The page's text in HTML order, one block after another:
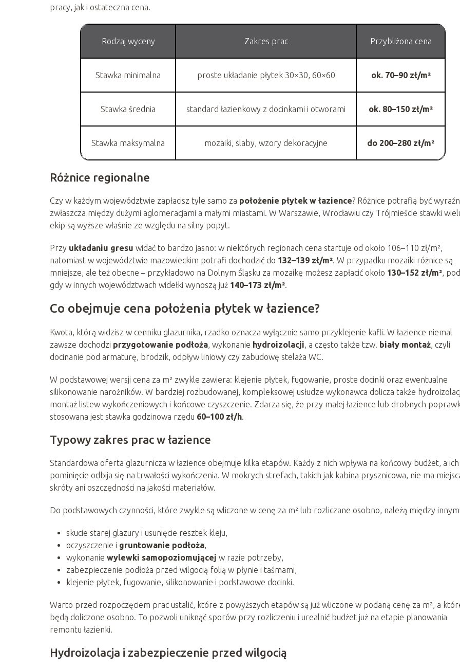
pracy, jak i ostateczna cena.
Rodzaj wyceny Zakres prac Przybliżona cena
Stawka minimalna proste układanie płytek 30×30, 60×60 ok. 70–90 zł/m²
Stawka średnia standard łazienkowy z docinkami i otworami ok. 80–150 zł/m²
Stawka maksymalna mozaiki, slaby, wzory dekoracyjne do 200–280 zł/m²
Różnice regionalne
Czy w każdym województwie zapłacisz tyle samo za położenie płytek w łazience? Różnice potrafią być
zwłaszcza między dużymi aglomeracjami a małymi miastami. W Warszawie, Wrocławiu czy Trójmieście stawki
ekip są wyższe właśnie ze względu na silny popyt.
Przy układaniu gresu widać to bardzo jasno: w niektórych regionach cena startuje od około 106–110 zł/m²,
natomiast w województwie mazowieckim potrafi dochodzić do 132–139 zł/m². W przypadku mozaiki różnice są
mniejsze, ale też obecne – przykładowo na Dolnym Śląsku za mozaikę możesz zapłacić około 130–152 zł/m²,
gdy w innych województwach widełki wynoszą już 140–173 zł/m².
Co obejmuje cena położenia płytek w łazience?
Kwota, którą widzisz w cenniku glazurnika, rzadko oznacza wyłącznie samo przyklejenie kafli. W łazience niemal
zawsze dochodzi przygotowanie podłoża, wykonanie hydroizolacji, a często także tzw. biały montaż, czyli
docinanie pod armaturę, brodzik, odpływ liniowy czy zabudowę stelaża WC.
W podstawowej wersji cena za m² zwykle zawiera: klejenie płytek, fugowanie, proste docinki oraz ewentualne
silikonowanie narożników. W bardziej rozbudowanej, kompleksowej usłudze wykonawca dolicza także
montaż listew wykończeniowych i końcowe czyszczenie. Zdarza się, że przy małej łazience lub drobnych
stosowana jest stawka godzinowa rzędu 60–100 zł/h.
Typowy zakres prac w łazience
Standardowa oferta glazurnicza w łazience obejmuje kilka etapów. Każdy z nich wpływa na końcowy budżet, a ich
pominięcie odbija się na trwałości wykończenia. W mokrych strefach, takich jak kabina prysznicowa, nie ma
skróty ani oszczędności na jakości materiałów.
Do podstawowych czynności, które zwykle są wliczone w cenę za m² lub rozliczane osobno, należą między
skucie starej glazury i usunięcie resztek kleju,
oczyszczenie i gruntowanie podłoża,
wykonanie wylewki samopoziomującej w razie potrzeby,
zabezpieczenie podłoża przed wilgocią folią w płynie i taśmami,
klejenie płytek, fugowanie, silikonowanie i podstawowe docinki.
Warto przed rozpoczęciem prac ustalić, które z powyższych etapów są już wliczone w podaną cenę za m², a
będą doliczone osobno. To pozwoli uniknąć sporów przy rozliczeniu i urealnić budżet już na etapie planowania
remontu łazienki.
Hydroizolacja i zabezpieczenie przed wilgocią